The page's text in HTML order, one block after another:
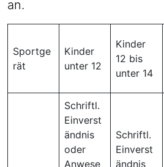
an.
Sportge
rät
Kinder
unter 12
Kinder
12 bis
unter 14
Schriftl.
Einverst
ändnis
oder
Anwese
Schriftl.
Einverst
ändnis